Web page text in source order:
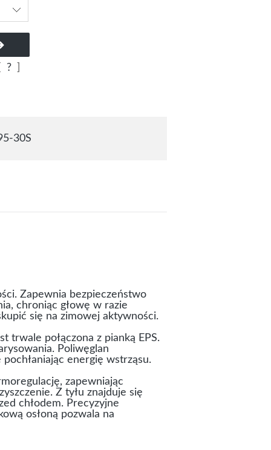
?
30S
Zapewnia bezpieczeństwo
chroniąc głowę w razie
się na zimowej aktywności.
trwale połączona z pianką EPS.
Poliwęglan
energię wstrząsu.
zapewniając
Z tyłu znajduje się
chłodem. Precyzyjne
osłoną pozwala na